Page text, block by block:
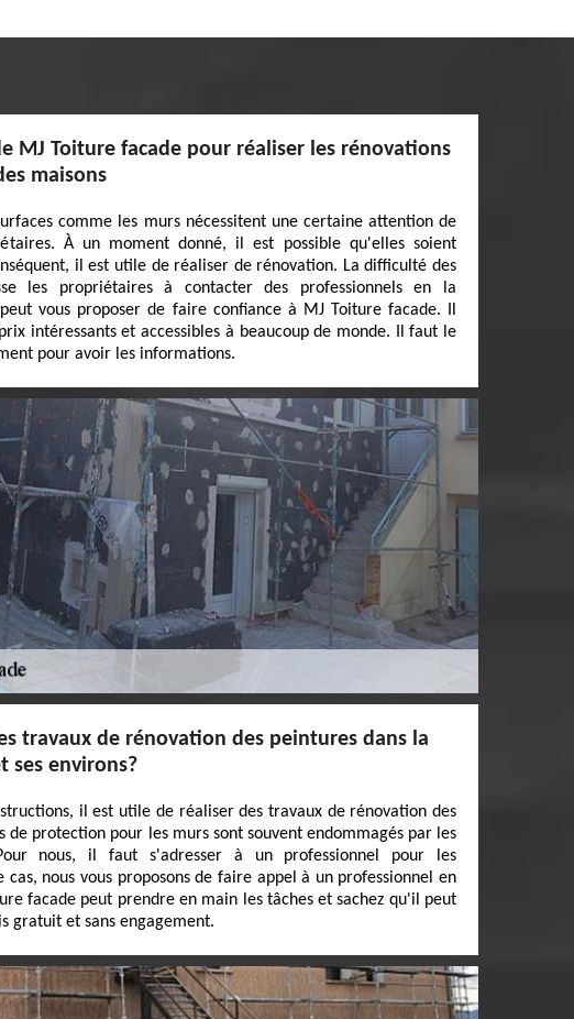
MJ Toiture facade pour réaliser les rénovations
maisons
comme les murs nécessitent une certaine attention de
À un moment donné, il est possible qu'elles soient
il est utile de réaliser de rénovation. La difficulté des
les propriétaires à contacter des professionnels en la
vous proposer de faire confiance à MJ Toiture facade. Il
intéressants et accessibles à beaucoup de monde. Il faut le
pour avoir les informations.
travaux de rénovation des peintures dans la
ses environs?
il est utile de réaliser des travaux de rénovation des
de protection pour les murs sont souvent endommagés par les
nous, il faut s'adresser à un professionnel pour les
cas, nous vous proposons de faire appel à un professionnel en
facade peut prendre en main les tâches et sachez qu'il peut
gratuit et sans engagement.